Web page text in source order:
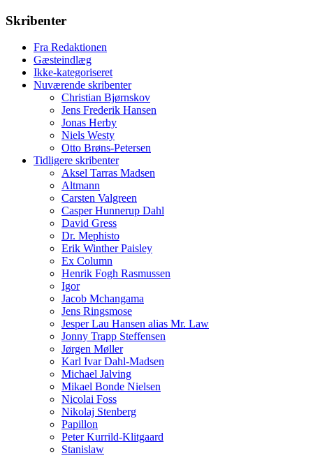
Skribenter
Fra Redaktionen
Gæsteindlæg
Ikke-kategoriseret
Nuværende skribenter
Christian Bjørnskov
Jens Frederik Hansen
Jonas Herby
Niels Westy
Otto Brøns-Petersen
Tidligere skribenter
Aksel Tarras Madsen
Altmann
Carsten Valgreen
Casper Hunnerup Dahl
David Gress
Dr. Mephisto
Erik Winther Paisley
Ex Column
Henrik Fogh Rasmussen
Igor
Jacob Mchangama
Jens Ringsmose
Jesper Lau Hansen alias Mr. Law
Jonny Trapp Steffensen
Jørgen Møller
Karl Ivar Dahl-Madsen
Michael Jalving
Mikael Bonde Nielsen
Nicolai Foss
Nikolaj Stenberg
Papillon
Peter Kurrild-Klitgaard
Stanislaw